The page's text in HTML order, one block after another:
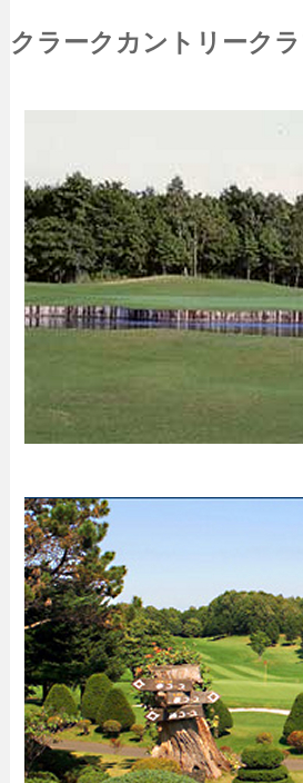
クラークカントリーク